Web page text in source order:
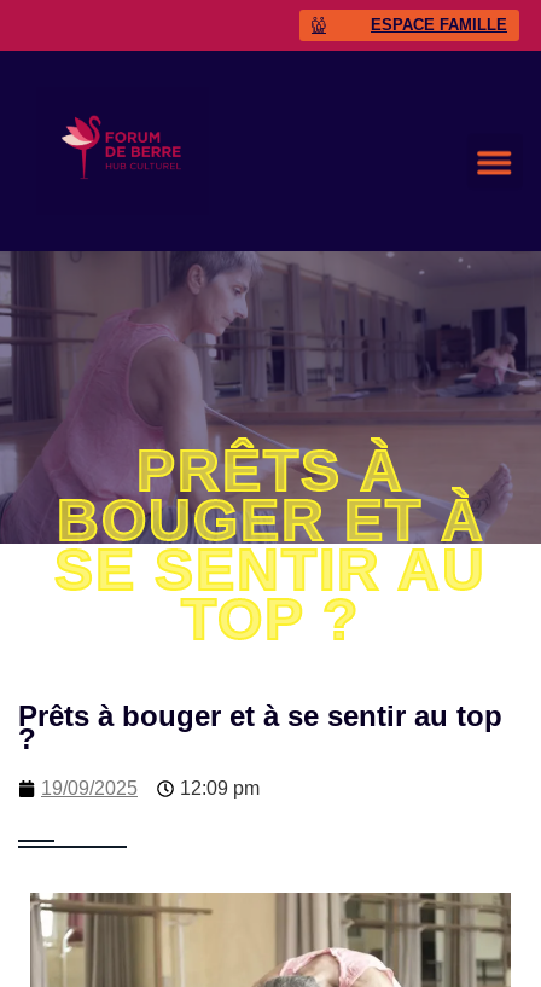
ESPACE FAMILLE
PRÊTS À
BOUGER ET À
SE SENTIR AU
TOP ?
Prêts à bouger et à se sentir au top
?
19/09/2025 12:09 pm